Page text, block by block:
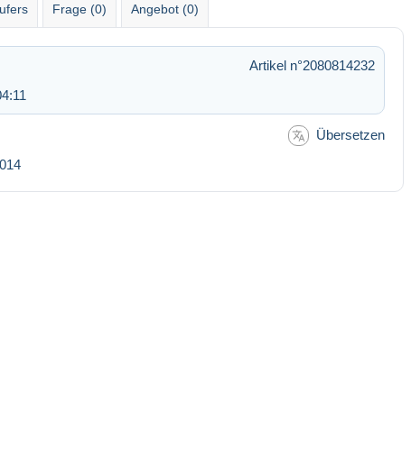
Frage (0) Angebot (0)
Artikel n°2080814232
Übersetzen